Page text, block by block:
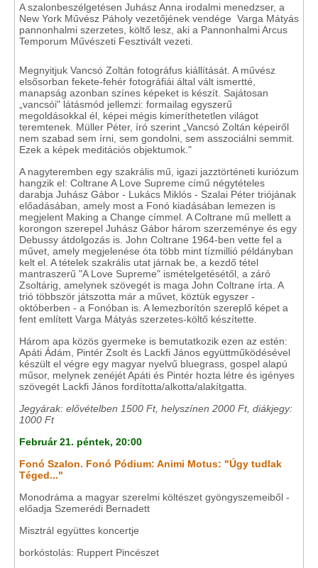
A szalonbeszélgetésen Juhász Anna irodalmi menedzser, a
New York Művész Páholy vezetőjének vendége Varga Mátyás
pannonhalmi szerzetes, költő lesz, aki a Pannonhalmi Arcus
Temporum Művészeti Fesztivált vezeti.
Megnyitjuk Vancsó Zoltán fotográfus kiállítását. A művész
elsősorban fekete-fehér fotográfiái által vált ismertté,
manapság azonban színes képeket is készít. Sajátosan
„vancsói" látásmód jellemzi: formailag egyszerű
megoldásokkal él, képei mégis kimeríthetetlen világot
teremtenek. Müller Péter, író szerint „Vancsó Zoltán képeiről
nem szabad sem írni, sem gondolni, sem asszociálni semmit.
Ezek a képek meditációs objektumok."
A nagyteremben egy szakrális mű, igazi jazztörténeti kuriózum
hangzik el: Coltrane A Love Supreme című négytételes
darabja Juhász Gábor - Lukács Miklós - Szalai Péter triójának
előadásában, amely most a Fonó kiadásában lemezen is
megjelent Making a Change címmel. A Coltrane mű mellett a
korongon szerepel Juhász Gábor három szerzeménye és egy
Debussy átdolgozás is. John Coltrane 1964-ben vette fel a
művet, amely megjelenése óta több mint tízmillió példányban
kelt el. A tételek szakrális utat járnak be, a kezdő tétel
mantraszerű "A Love Supreme" ismételgetésétől, a záró
Zsoltárig, amelynek szövegét is maga John Coltrane írta. A
trió többször játszotta már a művet, köztük egyszer -
októberben - a Fonóban is. A lemezborítón szereplő képet a
fent említett Varga Mátyás szerzetes-költő készítette.
Három apa közös gyermeke is bemutatkozik ezen az estén:
Apáti Ádám, Pintér Zsolt és Lackfi János együttműködésével
készült el végre egy magyar nyelvű bluegrass, gospel alapú
műsor, melynek zenéjét Apáti és Pintér hozta létre és igényes
szövegét Lackfi János fordította/alkotta/alakítgatta.
Jegyárak: elővételben 1500 Ft, helyszínen 2000 Ft, diákjegy:
1000 Ft
Február 21. péntek, 20:00
Fonó Szalon. Fonó Pódium: Animi Motus: "Úgy tudlak
Téged..."
Monodráma a magyar szerelmi költészet gyöngyszemeiből -
előadja Szemerédi Bernadett
Misztrál együttes koncertje
borkóstolás: Ruppert Pincészet